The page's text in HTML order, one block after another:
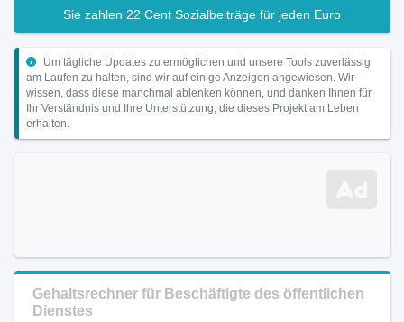
Sie zahlen 22 Cent Sozialbeiträge für jeden Euro
Um tägliche Updates zu ermöglichen und unsere Tools zuverlässig
am Laufen zu halten, sind wir auf einige Anzeigen angewiesen. Wir
wissen, dass diese manchmal ablenken können, und danken Ihnen für
Ihr Verständnis und Ihre Unterstützung, die dieses Projekt am Leben
erhalten.
Gehaltsrechner für Beschäftigte des öffentlichen
Dienstes